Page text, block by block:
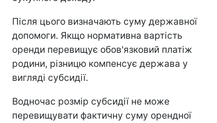
Після цього визначають суму державної
допомоги. Якщо нормативна вартість
оренди перевищує обов'язковий платіж
родини, різницю компенсує держава у
вигляді субсидії.
Водночас розмір субсидії не може
перевищувати фактичну суму орендної